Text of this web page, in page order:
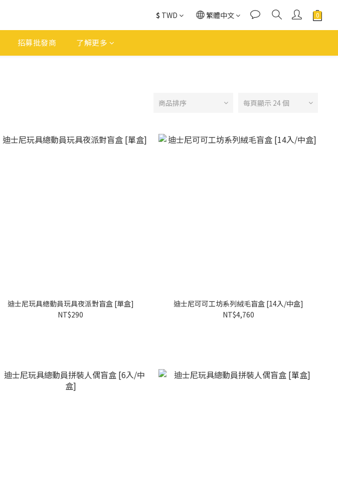
$ TWD 繁體中文
招募批發商 了解更多
商品排序 每頁顯示 24 個
迪士尼玩具總動員玩具夜派對盲盒 [單盒]
NT$290
迪士尼可可工坊系列絨毛盲盒 [14入/中盒]
NT$4,760